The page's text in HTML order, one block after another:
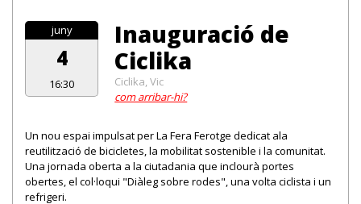
juny
4
16:30
Inauguració de
Ciclika
Ciclika, Vic
com arribar-hi?
Un nou espai impulsat per La Fera Ferotge dedicat ala
reutilització de bicicletes, la mobilitat sostenible i la comunitat.
Una jornada oberta a la ciutadania que inclourà portes
obertes, el col·loqui "Diàleg sobre rodes", una volta ciclista i un
refrigeri.